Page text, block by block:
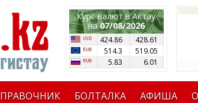
Курс валют в Актау
на07/08/2026
424.86
428.61
514.3
519.05
5.83
6.01
БОЛТАЛКА АФИША